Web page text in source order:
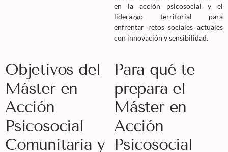
en la acción psicosocial y el
liderazgo territorial para
enfrentar retos sociales actuales
con innovación y sensibilidad.
Objetivos del
Máster en
Acción
Psicosocial
Comunitaria y
Para qué te
prepara el
Máster en
Acción
Psicosocial